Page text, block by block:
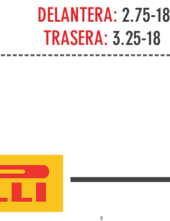
DELANTERA: 2.75-18
TRASERA: 3.25-18